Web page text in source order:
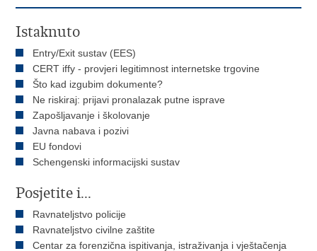
Istaknuto
Entry/Exit sustav (EES)
CERT iffy - provjeri legitimnost internetske trgovine
Što kad izgubim dokumente?
Ne riskiraj: prijavi pronalazak putne isprave
Zapošljavanje i školovanje
Javna nabava i pozivi
EU fondovi
Schengenski informacijski sustav
Posjetite i...
Ravnateljstvo policije
Ravnateljstvo civilne zaštite
Centar za forenzična ispitivanja, istraživanja i vještačenja